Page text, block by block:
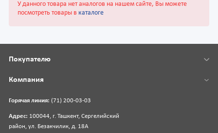
У данного товара нет аналогов на нашем сайте, Вы можете
посмотреть товары в каталоге
Горячая линия: (71) 200-03-03
Адрес: 100044, г. Ташкент, Сергелийский
район, ул. Безакчилик, д. 18А
Покупателю
Компания